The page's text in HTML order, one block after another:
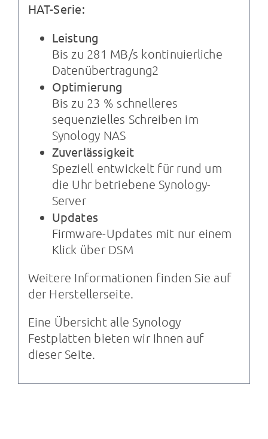
HAT-Serie:
Leistung
Bis zu 281 MB/s kontinuierliche
Datenübertragung2
Optimierung
Bis zu 23 % schnelleres
sequenzielles Schreiben im
Synology NAS
Zuverlässigkeit
Speziell entwickelt für rund um
die Uhr betriebene Synology-
Server
Updates
Firmware-Updates mit nur einem
Klick über DSM
Weitere Informationen finden Sie auf
der Herstellerseite.
Eine Übersicht alle Synology
Festplatten bieten wir Ihnen auf
dieser Seite.